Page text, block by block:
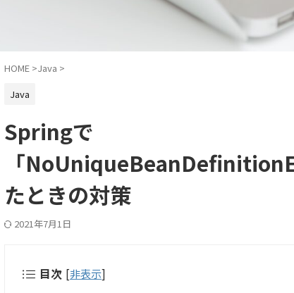
HOME >Java >
Java
Springで
「
たときの対策
2021年7月1日
目次 [非表示]